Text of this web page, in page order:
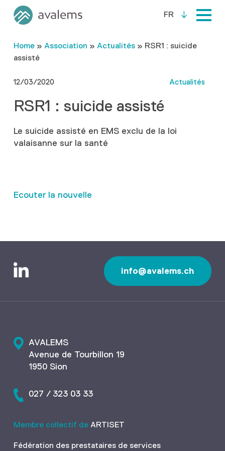
FR
Home» Association » Actualités» RSR1 : suicide
assisté
12/03/2020 Actualités
RSR1 : suicide assisté
Le suicide assisté en EMS exclu de la loi
valaisanne sur la santé
Ecouter la nouvelle
info@avalems.ch
AVALEMS
Avenue de Tourbillon 19
1950 Sion
027 / 323 03 33
Membre collectif deARTISET
Fédération des prestataires de services